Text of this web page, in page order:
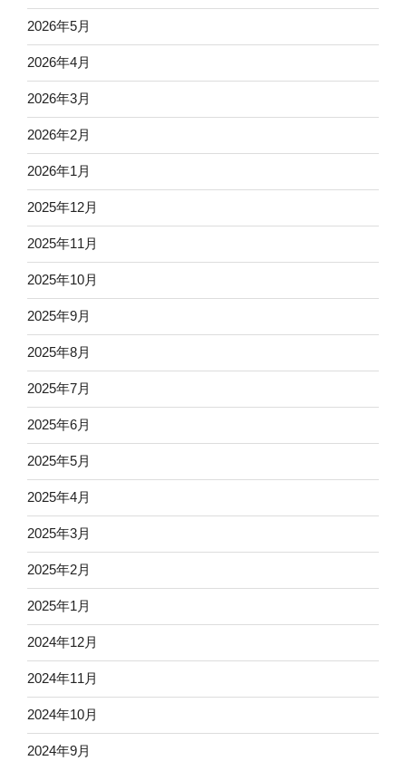
2026年5月
2026年4月
2026年3月
2026年2月
2026年1月
2025年12月
2025年11月
2025年10月
2025年9月
2025年8月
2025年7月
2025年6月
2025年5月
2025年4月
2025年3月
2025年2月
2025年1月
2024年12月
2024年11月
2024年10月
2024年9月